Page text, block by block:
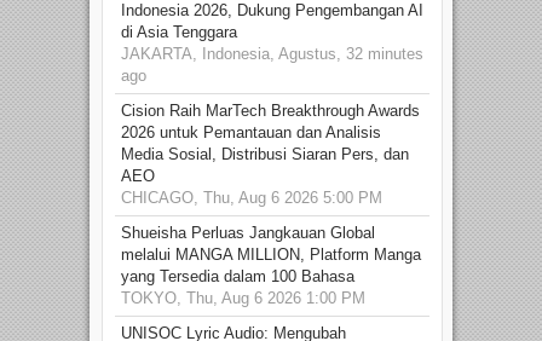
Indonesia 2026, Dukung Pengembangan AI
di Asia Tenggara
JAKARTA, Indonesia, Agustus, 32 minutes
ago
Cision Raih MarTech Breakthrough Awards
2026 untuk Pemantauan dan Analisis
Media Sosial, Distribusi Siaran Pers, dan
AEO
CHICAGO, Thu, Aug 6 2026 5:00 PM
Shueisha Perluas Jangkauan Global
melalui MANGA MILLION, Platform Manga
yang Tersedia dalam 100 Bahasa
TOKYO, Thu, Aug 6 2026 1:00 PM
UNISOC Lyric Audio: Mengubah